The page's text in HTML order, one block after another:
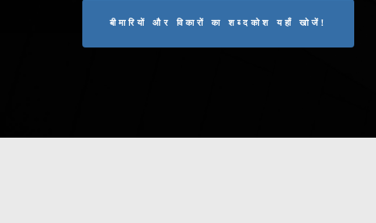
बीमारियों और विकारों का शब्दकोश यहाँ खोजें!